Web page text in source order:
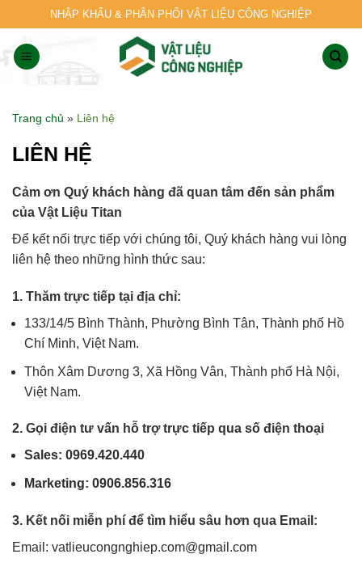
to
content
NHẬP KHẨU & PHÂN PHỐI VẬT LIỆU CÔNG NGHIỆP
Trang chủ » Liên hệ
LIÊN HỆ
Cảm ơn Quý khách hàng đã quan tâm đến sản phẩm
của Vật Liệu Titan
Để kết nối trực tiếp với chúng tôi, Quý khách hàng vui lòng
liên hệ theo những hình thức sau:
1. Thăm trực tiếp tại địa chỉ:
133/14/5 Bình Thành, Phường Bình Tân, Thành phố Hồ
Chí Minh, Việt Nam.
Thôn Xâm Dương 3, Xã Hồng Vân, Thành phố Hà Nội,
Việt Nam.
2. Gọi điện tư vấn hỗ trợ trực tiếp qua số điện thoại
Sales: 0969.420.440
Marketing: 0906.856.316
3. Kết nối miễn phí để tìm hiểu sâu hơn qua Email:
Email: vatlieucongnghiep.com@gmail.com